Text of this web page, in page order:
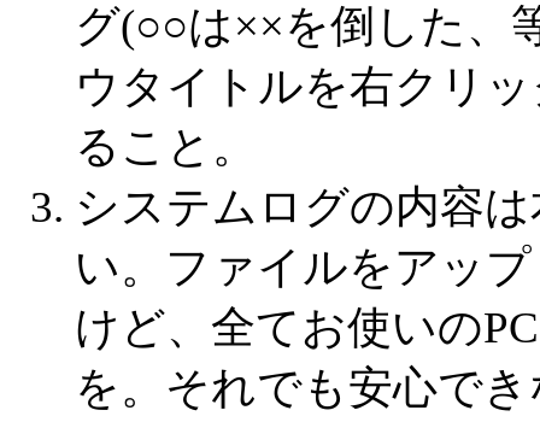
グ(○○は××を倒した、
ウタイトルを右クリ
ること。
システムログの内容
い。ファイルをアッ
けど、全てお使いの
を。それでも安心で